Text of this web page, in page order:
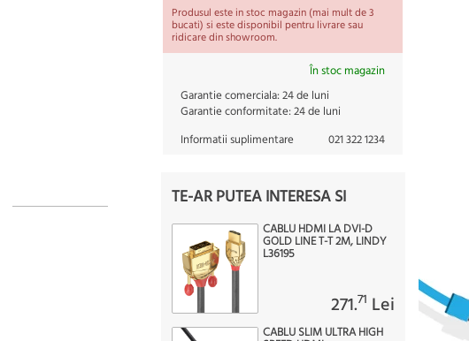
Produsul este in stoc magazin (mai mult de 3
bucati) si este disponibil pentru livrare sau
ridicare din showroom.
În stoc magazin
Garantie comerciala:24 de luni
Garantie conformitate:24 de luni
Informatii suplimentare
021 322 1234
TE-AR PUTEA INTERESA SI
CABLU HDMI LA DVI-D
GOLD LINE T-T 2M, LINDY
L36195
271.71 Lei
CABLU SLIM ULTRA HIGH